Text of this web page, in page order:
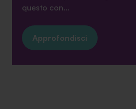
questo con...
Approfondisci